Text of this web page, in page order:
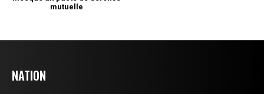
NATION